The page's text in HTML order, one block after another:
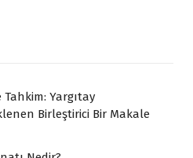
Yargıtay
Birleştirici Bir Makale